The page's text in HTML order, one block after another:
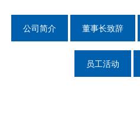
公司简介 董事长致辞
员工活动